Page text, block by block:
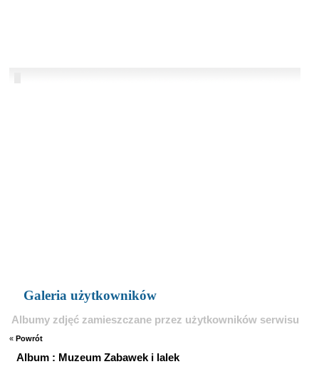
Galeria użytkowników
Albumy zdjęć zamieszczane przez użytkowników serwisu
« Powrót
Album : Muzeum Zabawek i lalek